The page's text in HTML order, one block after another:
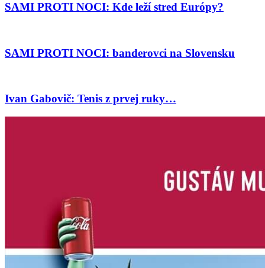
SAMI PROTI NOCI: Kde leží stred Európy?
SAMI PROTI NOCI: banderovci na Slovensku
Ivan Gabovič: Tenis z prvej ruky…